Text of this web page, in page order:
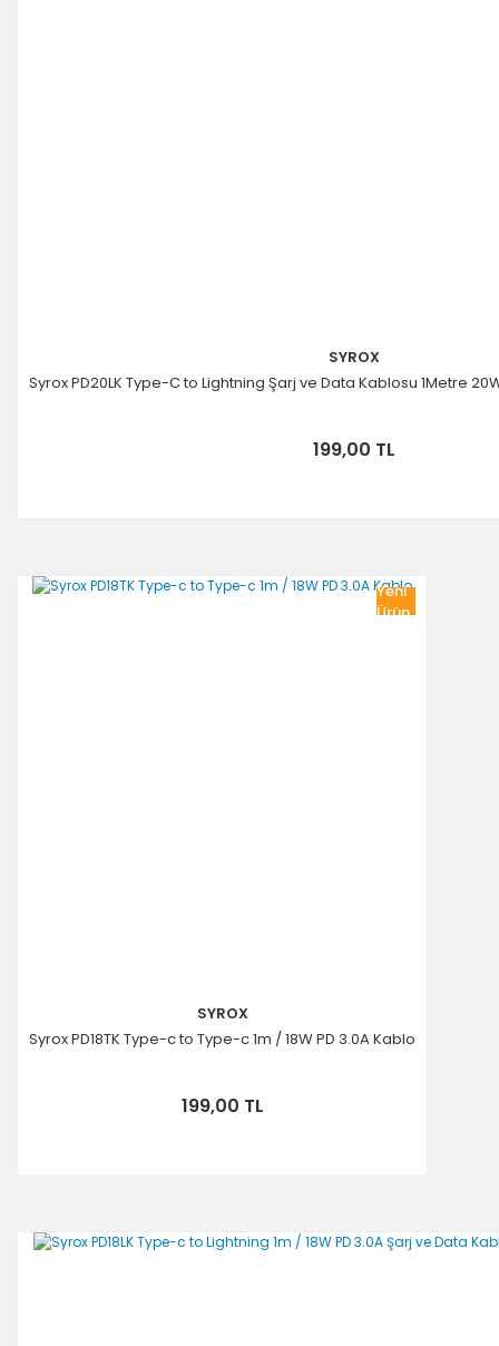
SYROX
Syrox PD20LK Type-C to Lightning Şarj ve Data Kablosu 1Metre
199,00 TL
Yeni
Ürün
SYROX
Syrox PD18TK Type-c to Type-c 1m / 18W PD 3.0A Kablo
199,00 TL